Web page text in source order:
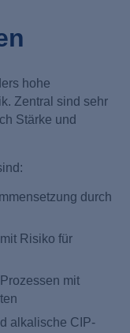
hohe
Zentral sind sehr
Stärke und
durch
Risiko für
mit
alkalische CIP-